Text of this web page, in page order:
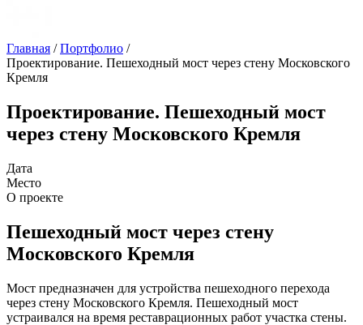
Главная / Портфолио /
Проектирование. Пешеходный мост через стену Московского
Кремля
Проектирование. Пешеходный мост
через стену Московского Кремля
Дата
Место
О проекте
Пешеходный мост через стену
Московского Кремля
Мост предназначен для устройства пешеходного перехода
через стену Московского Кремля. Пешеходный мост
устраивался на время реставрационных работ участка стены.